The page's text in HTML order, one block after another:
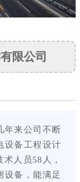
限公司
年来公司不断
设备工程设计
人员58人，
设备，能满足